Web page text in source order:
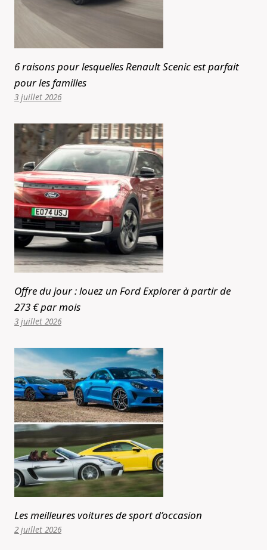
6 raisons pour lesquelles Renault Scenic est parfait
pour les familles
3 juillet 2026
Offre du jour : louez un Ford Explorer à partir de
273 € par mois
3 juillet 2026
Les meilleures voitures de sport d’occasion
2 juillet 2026